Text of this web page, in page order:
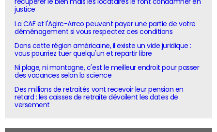
récupérer le bien mais les locataires le font condamner en
justice
La CAF et l'Agirc-Arrco peuvent payer une partie de votre
déménagement si vous respectez ces conditions
Dans cette région américaine, il existe un vide juridique :
vous pourriez tuer quelqu'un et repartir libre
Ni plage, ni montagne, c'est le meilleur endroit pour passer
des vacances selon la science
Des millions de retraités vont recevoir leur pension en
retard : les caisses de retraite dévoilent les dates de
versement